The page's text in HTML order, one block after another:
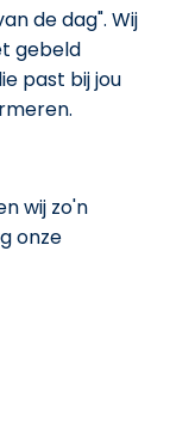
de dag". Wij
gebeld
past bij jou
wij zo'n
onze